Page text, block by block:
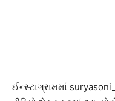
ઈન્સ્ટાગ્રામમાં